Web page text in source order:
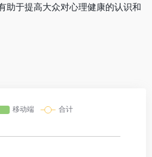
助于提高大众对心理健康的认识和